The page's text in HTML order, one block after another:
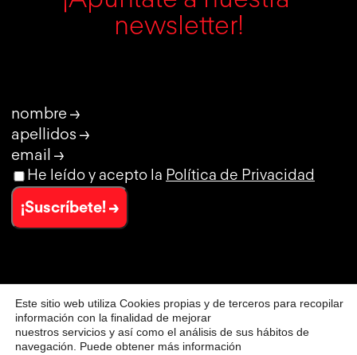
newsletter!
nombre →
apellidos →
email →
He leído y acepto la Política de Privacidad
¡Suscríbete! →
© CLUB DE CREATIVIDAD
AVISO LEGAL
POLÍTICA DE PRIVACIDAD
Este sitio web utiliza Cookies propias y de terceros para recopilar
información con la finalidad de mejorar
nuestros servicios y así como el análisis de sus hábitos de
navegación. Puede obtener más información